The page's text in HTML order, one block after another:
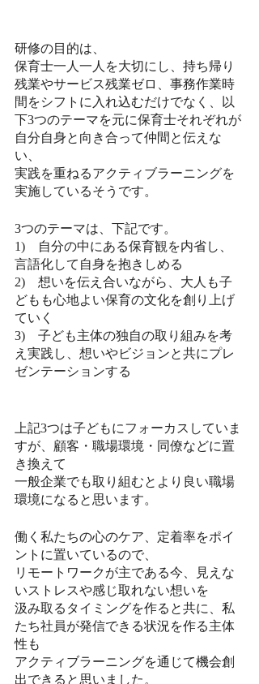
研修の目的は、
保育士一人一人を大切にし、持ち帰り
残業やサービス残業ゼロ、事務作業時
間をシフトに入れ込むだけでなく、以
下3つのテーマを元に保育士それぞれが
自分自身と向き合って仲間と伝えな
い、
実践を重ねるアクティブラーニングを
実施しているそうです。
3つのテーマは、下記です。
1)　自分の中にある保育観を内省し、
言語化して自身を抱きしめる
2)　想いを伝え合いながら、大人も子
どもも心地よい保育の文化を創り上げ
ていく
3)　子ども主体の独自の取り組みを考
え実践し、想いやビジョンと共にプレ
ゼンテーションする
上記3つは子どもにフォーカスしていま
すが、顧客・職場環境・同僚などに置
き換えて
一般企業でも取り組むとより良い職場
環境になると思います。
働く私たちの心のケア、定着率をポイ
ントに置いているので、
リモートワークが主である今、見えな
いストレスや感じ取れない想いを
汲み取るタイミングを作ると共に、私
たち社員が発信できる状況を作る主体
性も
アクティブラーニングを通じて機会創
出できると思いました。